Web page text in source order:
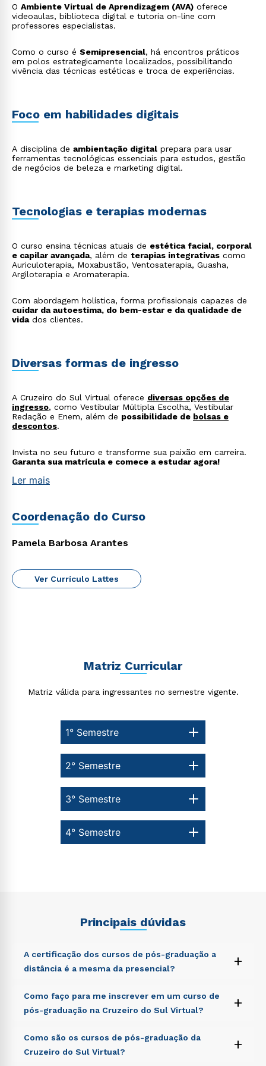
O Ambiente Virtual de Aprendizagem (AVA) oferece
videoaulas, biblioteca digital e tutoria on-line com
professores especialistas.
Como o curso é Semipresencial, há encontros práticos
em polos estrategicamente localizados, possibilitando
vivência das técnicas estéticas e troca de experiências.
Foco em habilidades digitais
A disciplina de ambientação digital prepara para usar
ferramentas tecnológicas essenciais para estudos, gestão
de negócios de beleza e marketing digital.
Tecnologias e terapias modernas
O curso ensina técnicas atuais de estética facial, corporal
e capilar avançada, além de terapias integrativas como
Auriculoterapia, Moxabustão, Ventosaterapia, Guasha,
Argiloterapia e Aromaterapia.
Com abordagem holística, forma profissionais capazes de
cuidar da autoestima, do bem-estar e da qualidade de
vidados clientes.
Diversas formas de ingresso
A Cruzeiro do Sul Virtual oferece diversas opções de
ingresso, como Vestibular Múltipla Escolha, Vestibular
Redação e Enem, além de possibilidade de bolsas e
descontos.
Invista no seu futuro e transforme sua paixão em carreira.
Garanta sua matrícula e comece a estudar agora!
Ler mais
Coordenação do Curso
Pamela Barbosa Arantes
Ver Currículo Lattes
Matriz Curricular
Matriz válida para ingressantes no semestre vigente.
1° Semestre
4° Semestre
3° Semestre
2° Semestre
Principais dúvidas
A certificação dos cursos de pós-graduação a
distância é a mesma da presencial?
+
Sed ut perspiciatis unde omnis iste natus error sit
voluptatem accusantium doloremque laudantium,
totam rem aperiam, eaque ipsa quae ab illo inventore
explicabo. Nemo enim ipsam voluptatem quia
voluptas sit aspernatur aut odit aut fugit, sed quia
Como faço para me inscrever em um curso de
pós-graduação na Cruzeiro do Sul Virtual?
+
Sed ut perspiciatis unde omnis iste natus error sit
voluptatem accusantium doloremque laudantium,
totam rem aperiam, eaque ipsa quae ab illo inventore
Como são os cursos de pós-graduação da
Cruzeiro do Sul Virtual?
+
WhatsApp
ou
Estou de acordo com aPolítica de Privacidade.e
autorizo que meus dados sejam utilizados para o